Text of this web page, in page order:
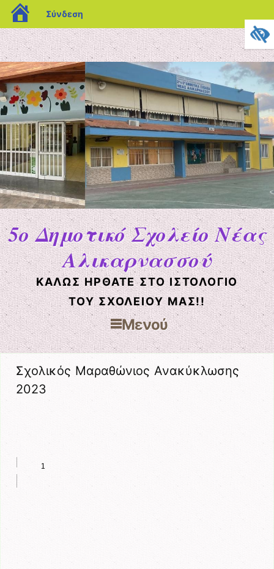
blogs.sch.gr
Σύνδεση
5o Δημοτικό Σχολείο Νέας
Αλικαρνασσού
ΚΑΛΏΣ ΉΡΘΑΤΕ ΣΤΟ ΙΣΤΟΛΌΓΙΟ
ΤΟΥ ΣΧΟΛΕΊΟΥ ΜΑΣ!!
Μενού
Μετάβαση στο περιεχόμενο
Σχολικός Μαραθώνιος Ανακύκλωσης
2023